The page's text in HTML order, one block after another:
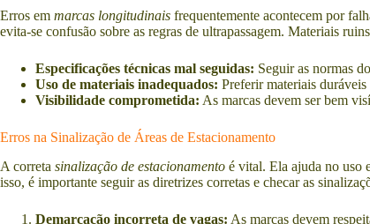
Erros em marcas longitudinais frequentemente acontecem por
evita-se confusão sobre as regras de ultrapassagem. Materiais
Especificações técnicas mal seguidas: Seguir as normas
Uso de materiais inadequados: Preferir materiais
Visibilidade comprometida: As marcas devem ser bem
Erros na Sinalização de Áreas de Estacionamento
A correta sinalização de estacionamento é vital. Ela ajuda no uso
isso, é importante seguir as diretrizes corretas e checar as
Demarcação incorreta de vagas: As marcas devem